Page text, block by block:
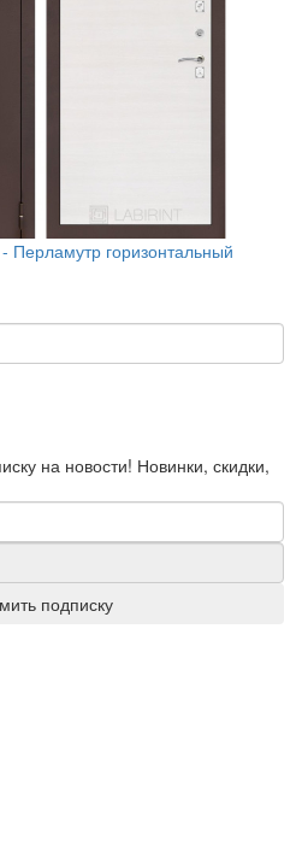
горизонтальный
на новости! Новинки, скидки,
подписку